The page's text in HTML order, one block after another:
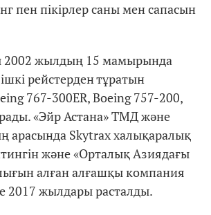
пен пікірлер саны мен сапасын
2002 жылдың 15 мамырында
рейстерден тұратын
767-300ER, Boeing 757-200,
«Эйр Астана» ТМД және
арасында Skytrax халықаралық
және «Орталық Азиядағы
алған алғашқы компания
2017 жылдары расталды.